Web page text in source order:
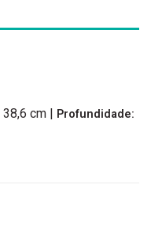
38,6 cm | Profundidade: